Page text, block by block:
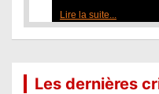
Lire la suite...
Les dernières